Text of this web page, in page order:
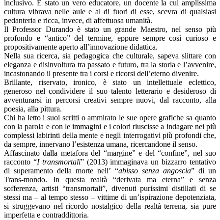
inclusivo. È stato un vero educatore, un docente la cui amplissima
cultura vibrava nelle aule e al di fuori di esse, scevra di qualsiasi
pedanteria e ricca, invece, di affettuosa umanità.
Il Professor Durando è stato un grande Maestro, nel senso più
profondo e “antico” del termine, eppure sempre così curioso e
propositivamente aperto all’innovazione didattica.
Nella sua ricerca, sia pedagogica che culturale, sapeva slittare con
eleganza e disinvoltura tra passato e futuro, tra la storia e l’avvenire,
incastonando il presente tra i corsi e ricorsi dell’eterno divenire.
Brillante, riservato, ironico, è stato un intellettuale eclettico,
generoso nel condividere il suo talento letterario e desideroso di
avventurarsi in percorsi creativi sempre nuovi, dal racconto, alla
poesia, alla pittura.
Chi ha letto i suoi scritti o ammirato le sue opere grafiche sa quanto
con la parola e con le immagini e i colori riuscisse a indagare nei più
complessi labirinti della mente e negli interrogativi più profondi che,
da sempre, innervano l’esistenza umana, ricercandone il senso.
Affascinato dalla metafora del “margine” e del “confine”, nel suo
racconto “I transmortali” (2013) immaginava un bizzarro tentativo
di superamento della morte nell’ “abisso senza angoscia” di un
Trans-mondo. In questa realtà “derivata ma eterna” e senza
sofferenza, artisti “transmortali”, divenuti purissimi distillati di se
stessi ma – al tempo stesso – vittime di un’ispirazione depotenziata,
si struggevano nel ricordo nostalgico della realtà terrena, sia pure
imperfetta e contraddittoria.